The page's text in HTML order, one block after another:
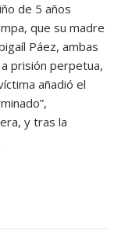
de 5 años
que su madre
Páez, ambas
prisión perpetua,
añadió el
y tras la